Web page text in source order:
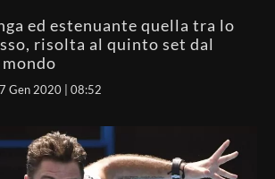
ed estenuante quella tra lo
risolta al quinto set dal
Gen 2020 | 08:52